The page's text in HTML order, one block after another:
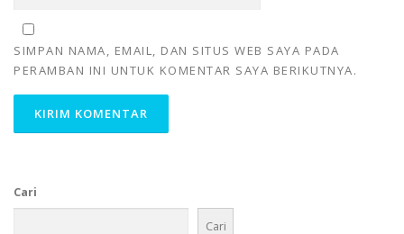
SIMPAN NAMA, EMAIL, DAN SITUS WEB SAYA PADA
PERAMBAN INI UNTUK KOMENTAR SAYA BERIKUTNYA.
Cari
Cari